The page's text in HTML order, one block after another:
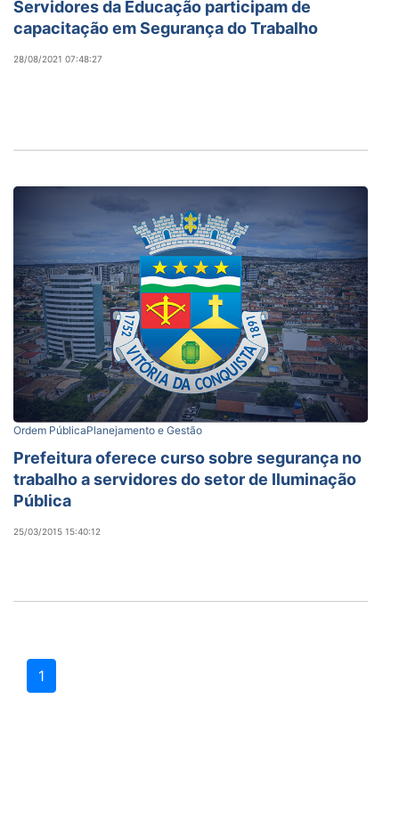
Servidores da Educação participam de
capacitação em Segurança do Trabalho
28/08/2021 07:48:27
Ordem PúblicaPlanejamento e Gestão
Prefeitura oferece curso sobre segurança no
trabalho a servidores do setor de Iluminação
Pública
25/03/2015 15:40:12
1